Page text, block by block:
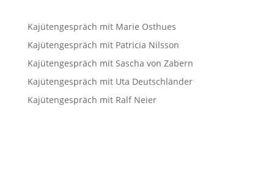
Kajütengespräch mit Marie Osthues
Kajütengespräch mit Patricia Nilsson
Kajütengespräch mit Sascha von Zabern
Kajütengespräch mit Uta Deutschländer
Kajütengespräch mit Ralf Neier